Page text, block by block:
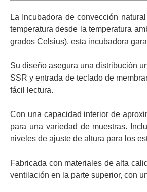
La Incubadora de convección
temperatura desde la temperatura
grados Celsius), esta incubadora
Su diseño asegura una distribución
SSR y entrada de teclado de
fácil lectura.
Con una capacidad interior de
para una variedad de muestras.
niveles de ajuste de altura para los
Fabricada con materiales de alta
ventilación en la parte superior, con